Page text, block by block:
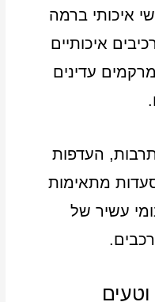
איכותי ברמה
איכותיים
עדינים
העדפות
מתאימות
עשיר של